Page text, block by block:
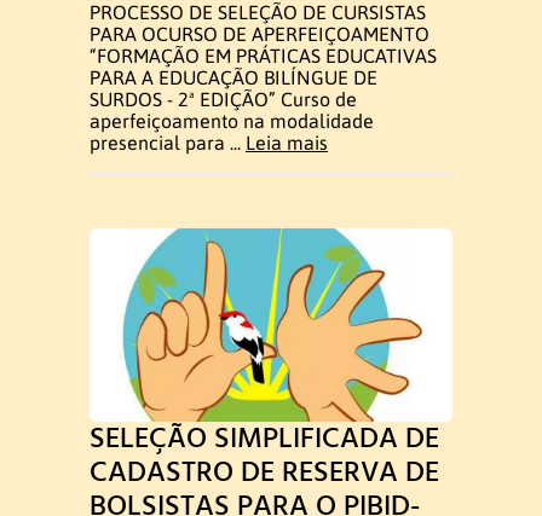
Disciplinas 2026.1
Disciplinas 2026.2
Atividades Complementares
Estágio
Infraestrutura
Laboratório de LEPEVLibras
Laboratório de informática
PROCESSO DE SELEÇÃO DE CURSISTAS
PARA OCURSO DE APERFEIÇOAMENTO
“FORMAÇÃO EM PRÁTICAS EDUCATIVAS
PARA A EDUCAÇÃO BILÍNGUE DE
SURDOS - 2ª EDIÇÃO” Curso de
aperfeiçoamento na modalidade
presencial para ... Leia mais
SELEÇÃO SIMPLIFICADA DE
CADASTRO DE RESERVA DE
BOLSISTAS PARA O PIBID-